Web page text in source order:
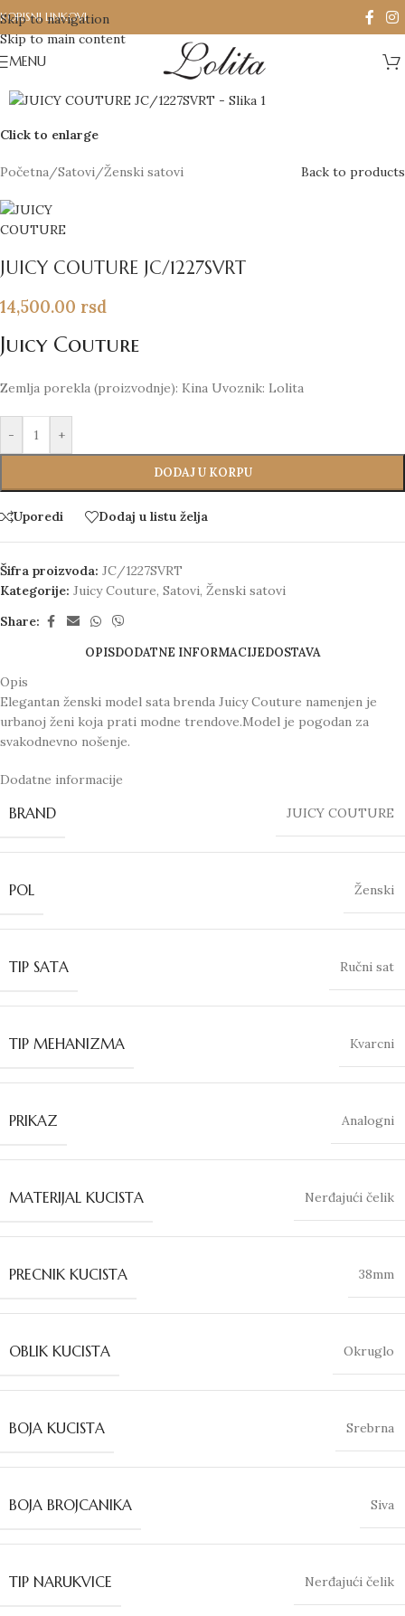
Skip to navigation
Skip to main content
KORISNI LINKOVI
MENU
Click to enlarge
Početna /Satovi /Ženski satovi Back to products
JUICY COUTURE JC/1227SVRT
14,500.00 rsd
Juicy Couture
Zemlja porekla (proizvodnje): Kina Uvoznik: Lolita
- +
DODAJ U KORPU
Uporedi Dodaj u listu želja
Šifra proizvoda: JC/1227SVRT
Kategorije: Juicy Couture, Satovi, Ženski satovi
Share:
OPISDODATNE INFORMACIJEDOSTAVA
Opis
Elegantan ženski model sata brenda Juicy Couture namenjen je
urbanoj ženi koja prati modne trendove.Model je pogodan za
svakodnevno nošenje.
Dodatne informacije
BRAND JUICY COUTURE
POL Ženski
TIP SATA Ručni sat
TIP MEHANIZMA Kvarcni
PRIKAZ Analogni
MATERIJAL KUCISTA Nerđajući čelik
PRECNIK KUCISTA 38mm
OBLIK KUCISTA Okruglo
BOJA KUCISTA Srebrna
BOJA BROJCANIKA Siva
TIP NARUKVICE Nerđajući čelik